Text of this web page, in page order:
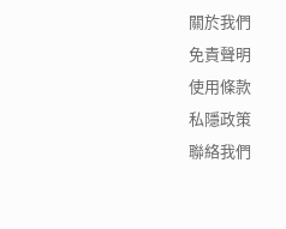
關於我們
免責聲明
使用條款
私隱政策
聯絡我們